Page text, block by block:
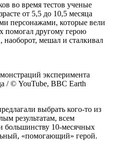
во время тестов ученые
от 5,5 до 10,5 месяца
персонажами, которые вели
помогал другому герою
наоборот, мешал и сталкивал
эксперимента
/ © YouTube, BBC Earth
выбрать кого-то из
результатам, всем
большинству 10-месячных
«помогающий» герой.